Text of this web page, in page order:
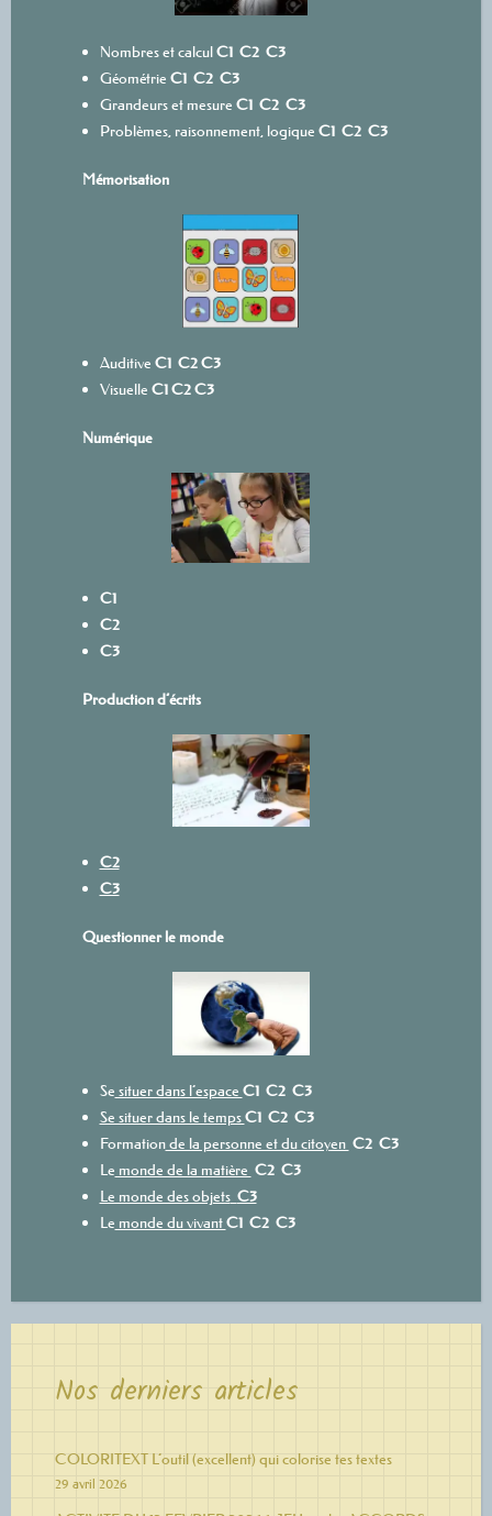
Nombres et calculC1 C2 C3
Géométrie C1 C2 C3
Grandeurs et mesure C1 C2 C3
Problèmes, raisonnement, logique C1 C2 C3
Mémorisation
Auditive C1 C2C3
Visuelle C1C2C3
Numérique
C1
C2
C3
Production d’écrits
C2
C3
Questionner le monde
Se situer dans l’espace C1 C2 C3
Se situer dans le tempsC1 C2 C3
Formationde la personne et du citoyen C2 C3
Le monde de la matière C2 C3
Le monde des objets C3
Le monde du vivantC1 C2 C3
Nos derniers articles
COLORITEXT L’outil (excellent) qui colorise tes textes
29 avril 2026